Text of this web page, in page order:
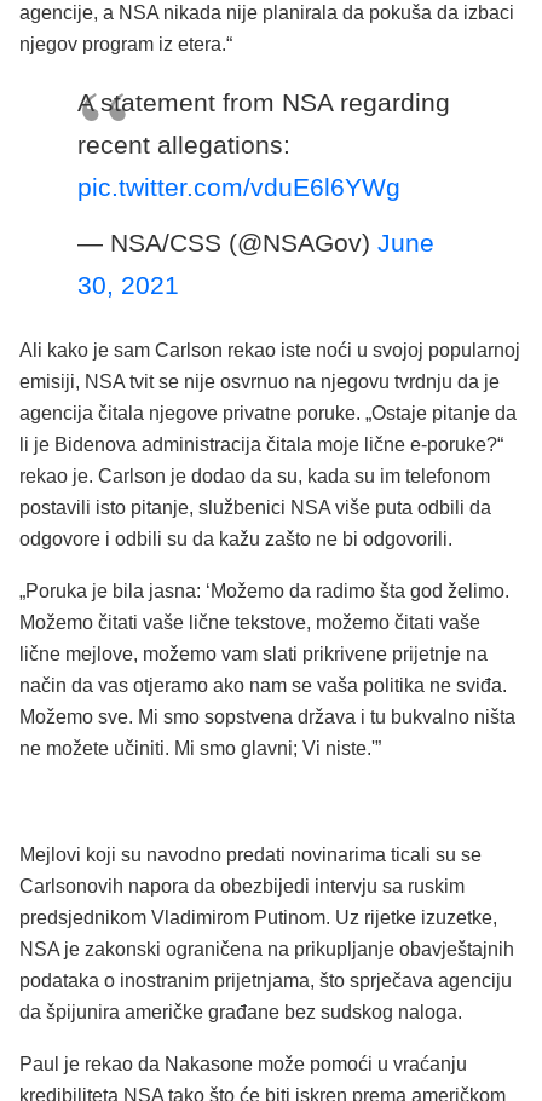
agencije, a NSA nikada nije planirala da pokuša da izbaci
njegov program iz etera.“
A statement from NSA regarding
recent allegations:
pic.twitter.com/vduE6l6YWg
— NSA/CSS (@NSAGov) June
30, 2021
Ali kako je sam Carlson rekao iste noći u svojoj popularnoj
emisiji, NSA tvit se nije osvrnuo na njegovu tvrdnju da je
agencija čitala njegove privatne poruke. „Ostaje pitanje da
li je Bidenova administracija čitala moje lične e-poruke?“
rekao je. Carlson je dodao da su, kada su im telefonom
postavili isto pitanje, službenici NSA više puta odbili da
odgovore i odbili su da kažu zašto ne bi odgovorili.
„Poruka je bila jasna: ‘Možemo da radimo šta god želimo.
Možemo čitati vaše lične tekstove, možemo čitati vaše
lične mejlove, možemo vam slati prikrivene prijetnje na
način da vas otjeramo ako nam se vaša politika ne sviđa.
Možemo sve. Mi smo sopstvena država i tu bukvalno ništa
ne možete učiniti. Mi smo glavni; Vi niste.'”
Mejlovi koji su navodno predati novinarima ticali su se
Carlsonovih napora da obezbijedi intervju sa ruskim
predsjednikom Vladimirom Putinom. Uz rijetke izuzetke,
NSA je zakonski ograničena na prikupljanje obavještajnih
podataka o inostranim prijetnjama, što sprječava agenciju
da špijunira američke građane bez sudskog naloga.
Paul je rekao da Nakasone može pomoći u vraćanju
kredibiliteta NSA tako što će biti iskren prema američkom